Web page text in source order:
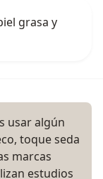
grasa y
usar algún
toque seda
marcas
estudios